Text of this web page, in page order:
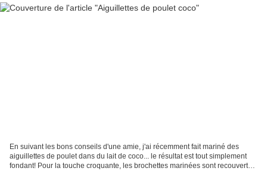
En suivant les bons conseils d'une amie, j'ai récemment fait mariné des
aiguillettes de poulet dans du lait de coco... le résultat est tout simplement
fondant! Pour la touche croquante, les brochettes marinées sont recouvertes